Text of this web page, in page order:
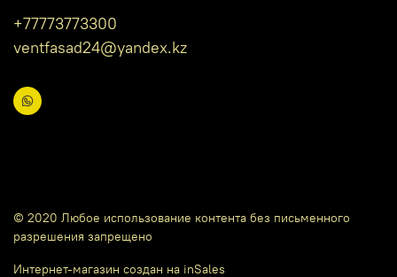
+77773773300
ventfasad24@yandex.kz
© 2020 Любое использование контента без письменного
разрешения запрещено
Интернет-магазин создан на inSales